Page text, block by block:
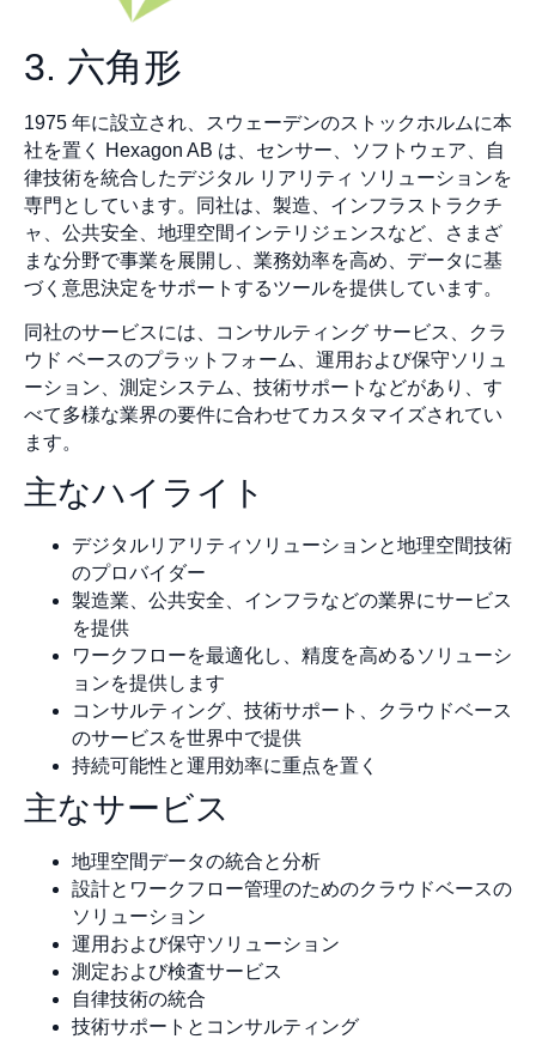
3. 六角形
1975 年に設立され、スウェーデンのストックホルムに本
社を置く Hexagon AB は、センサー、ソフトウェア、自
律技術を統合したデジタル リアリティ ソリューションを
専門としています。同社は、製造、インフラストラクチ
ャ、公共安全、地理空間インテリジェンスなど、さまざ
まな分野で事業を展開し、業務効率を高め、データに基
づく意思決定をサポートするツールを提供しています。
同社のサービスには、コンサルティング サービス、クラ
ウド ベースのプラットフォーム、運用および保守ソリュ
ーション、測定システム、技術サポートなどがあり、す
べて多様な業界の要件に合わせてカスタマイズされてい
ます。
主なハイライト
デジタルリアリティソリューションと地理空間技術
のプロバイダー
製造業、公共安全、インフラなどの業界にサービス
を提供
ワークフローを最適化し、精度を高めるソリューシ
ョンを提供します
コンサルティング、技術サポート、クラウドベース
のサービスを世界中で提供
持続可能性と運用効率に重点を置く
主なサービス
地理空間データの統合と分析
設計とワークフロー管理のためのクラウドベースの
ソリューション
運用および保守ソリューション
測定および検査サービス
自律技術の統合
技術サポートとコンサルティング